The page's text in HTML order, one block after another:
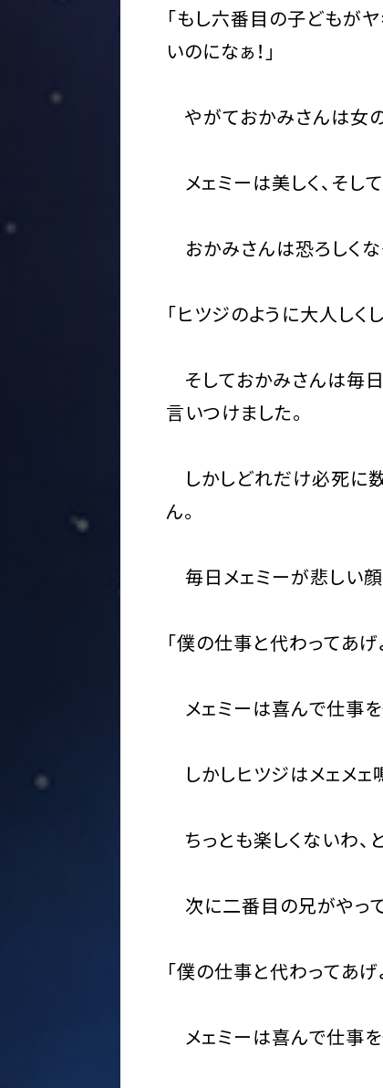
「もし六番目の子どもが
いのになぁ！」
やがておかみさんは女
メェミーは美しく、そし
おかみさんは恐ろしくな
「ヒツジのように大人しく
そしておかみさんは毎
言いつけました。
しかしどれだけ必死に
ん。
毎日メェミーが悲しい顔
「僕の仕事と代わってあ
メェミーは喜んで仕事を
しかしヒツジはメェメェ
ちっとも楽しくないわ、
次に二番目の兄がやって
「僕の仕事と代わってあ
メェミーは喜んで仕事を